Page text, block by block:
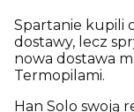
Spartanie kupili
dostawy, lecz
nowa dostawa
Termopilami.
Han Solo swoją